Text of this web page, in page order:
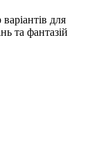
для
та фантазій